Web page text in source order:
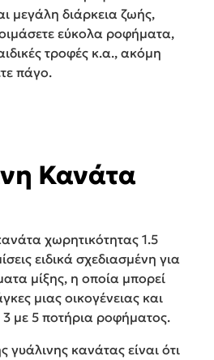
μεγάλη διάρκεια ζωής,
εύκολα ροφήματα,
τροφές κ.α., ακόμη
πάγο.
Κανάτα
χωρητικότητας 1.5
ειδικά σχεδιασμένη για
μίξης, η οποία μπορεί
μιας οικογένειας και
3 με 5 ποτήρια ροφήματος.
γυάλινης κανάτας είναι ότι